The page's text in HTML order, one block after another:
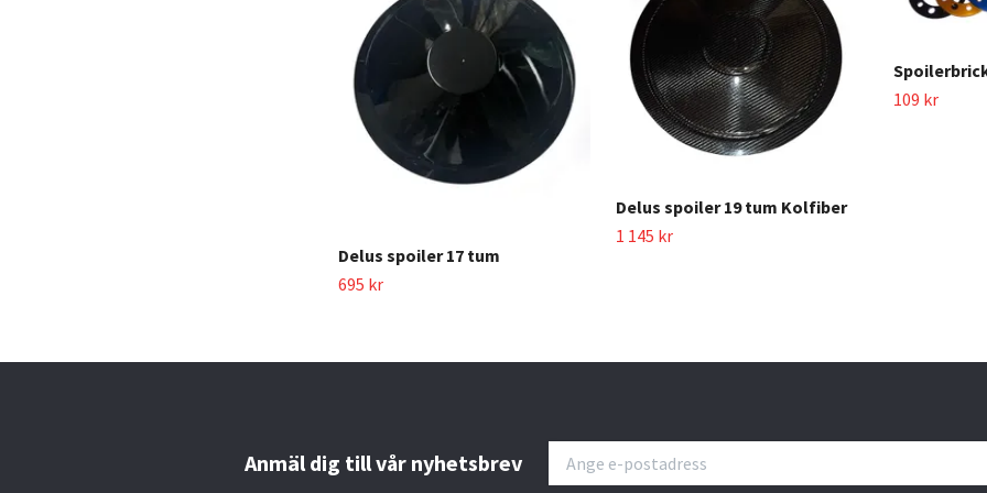
Delus spoiler 17 tum
695 kr
Delus spoiler 19 tum Kolfiber
1 145 kr
109 kr
Anmäl dig till vår nyhetsbrev